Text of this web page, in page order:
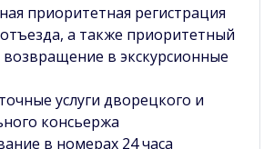
приоритетная регистрация
а также приоритетный
в экскурсионные
услуги дворецкого и
консьержа
в номерах 24 часа